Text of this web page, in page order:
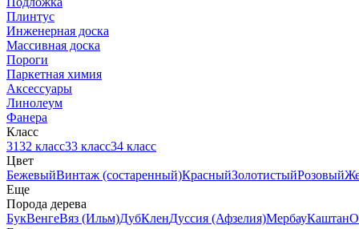
Плинтус
Инженерная доска
Массивная доска
Пороги
Паркетная химия
Аксессуары
Линолеум
Фанера
Класс
3132 класс33 класс34 класс
Цвет
БежевыйВинтаж (состаренный)КрасныйЗолотистыйРозовый
Еще
Порода дерева
БукВенгеВяз (Ильм)ДубКленДуссия (Афзелия)МербауКаштан